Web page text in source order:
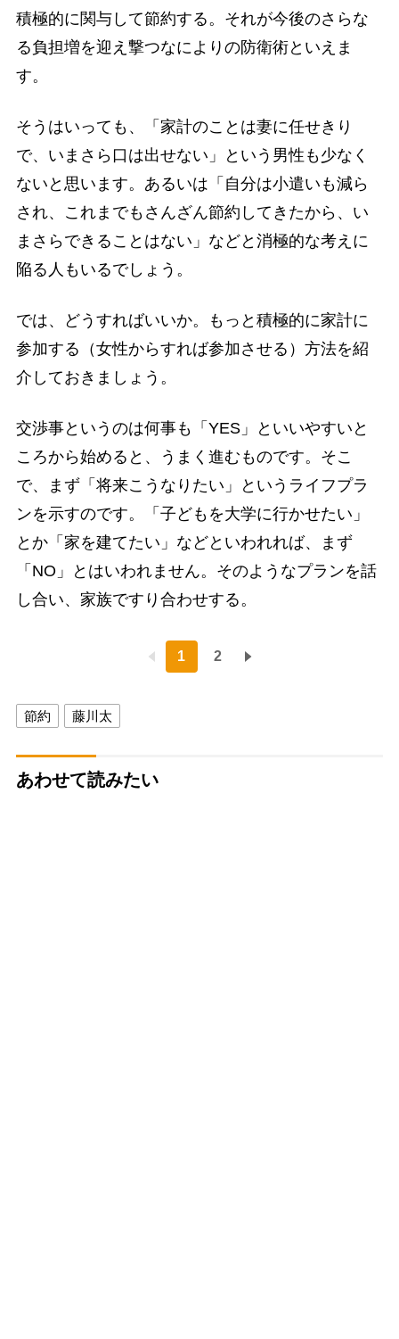
積極的に関与して節約する。それが今後のさらな
る負担増を迎え撃つなによりの防衛術といえま
す。
そうはいっても、「家計のことは妻に任せきり
で、いまさら口は出せない」という男性も少なく
ないと思います。あるいは「自分は小遣いも減ら
され、これまでもさんざん節約してきたから、い
まさらできることはない」などと消極的な考えに
陥る人もいるでしょう。
では、どうすればいいか。もっと積極的に家計に
参加する（女性からすれば参加させる）方法を紹
介しておきましょう。
交渉事というのは何事も「YES」といいやすいと
ころから始めると、うまく進むものです。そこ
で、まず「将来こうなりたい」というライフプラ
ンを示すのです。「子どもを大学に行かせたい」
とか「家を建てたい」などといわれれば、まず
「NO」とはいわれません。そのようなプランを話
し合い、家族ですり合わせする。
1 2
節約 藤川太
あわせて読みたい